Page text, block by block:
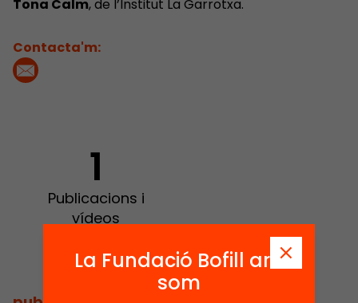
Tona Calm, de l’Institut La Garrotxa.
Contacta'm:
1
Publicacions i
vídeos
La Fundació Bofill ara
som